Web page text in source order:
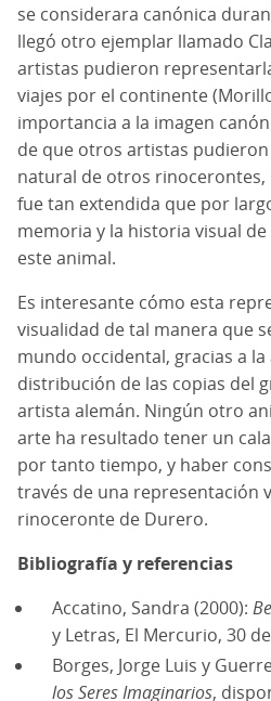
se considerara canónica
llegó otro ejemplar llamado
artistas pudieron
viajes por el continente
importancia a la imagen
de que otros artistas
natural de otros rinocerontes,
fue tan extendida que por
memoria y la historia visual
este animal.
Es interesante cómo esta
visualidad de tal manera que
mundo occidental, gracias a
distribución de las copias del
artista alemán. Ningún otro
arte ha resultado tener un
por tanto tiempo, y haber
través de una representación
rinoceronte de Durero.
Bibliografía y referencias
Accatino, Sandra (2000):
y Letras, El Mercurio, 30
Borges, Jorge Luis y
los Seres Imaginarios,